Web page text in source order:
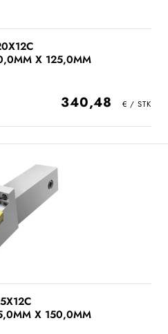
X 125,0MM
340,48
X 150,0MM